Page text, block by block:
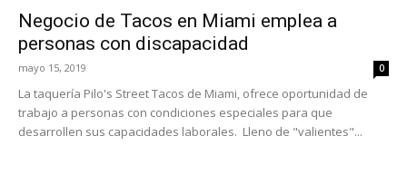
Negocio de Tacos en Miami emplea a
personas con discapacidad
mayo 15, 2019 0
La taquería Pilo's Street Tacos de Miami, ofrece oportunidad de
trabajo a personas con condiciones especiales para que
desarrollen sus capacidades laborales. Lleno de "valientes"...